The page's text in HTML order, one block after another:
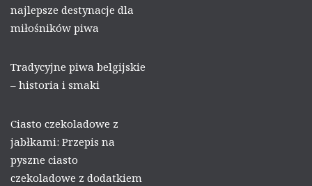
najlepsze destynacje dla
miłośników piwa
Tradycyjne piwa belgijskie
– historia i smaki
Ciasto czekoladowe z
jabłkami: Przepis na
pyszne ciasto
czekoladowe z dodatkiem